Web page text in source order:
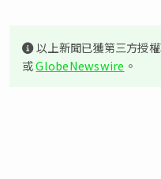
以上新聞已獲第三方授
或GlobeNewswire 。